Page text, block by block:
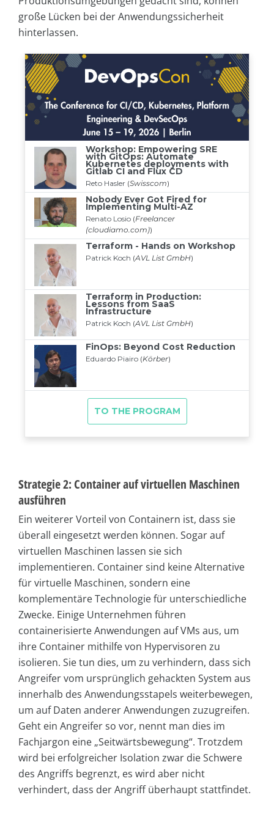
große Lücken bei der Anwendungssicherheit
hinterlassen.
Strategie 2: Container auf virtuellen Maschinen
ausführen
Ein weiterer Vorteil von Containern ist, dass sie
überall eingesetzt werden können. Sogar auf
virtuellen Maschinen lassen sie sich
implementieren. Container sind keine Alternative
für virtuelle Maschinen, sondern eine
komplementäre Technologie für unterschiedliche
Zwecke. Einige Unternehmen führen
containerisierte Anwendungen auf VMs aus, um
ihre Container mithilfe von Hypervisoren zu
isolieren. Sie tun dies, um zu verhindern, dass sich
Angreifer vom ursprünglich gehackten System aus
innerhalb des Anwendungsstapels weiterbewegen,
um auf Daten anderer Anwendungen zuzugreifen.
Geht ein Angreifer so vor, nennt man dies im
Fachjargon eine „Seitwärtsbewegung“. Trotzdem
wird bei erfolgreicher Isolation zwar die Schwere
des Angriffs begrenzt, es wird aber nicht
verhindert, dass der Angriff überhaupt stattfindet.